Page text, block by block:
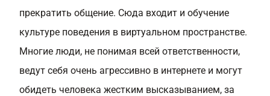
прекратить общение. Сюда входит и обучение
культуре поведения в виртуальном пространстве.
Многие люди, не понимая всей ответственности,
ведут себя очень агрессивно в интернете и могут
обидеть человека жестким высказыванием, за